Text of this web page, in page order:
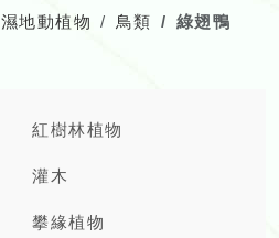
濕地動植物 鳥類 綠翅鴨
紅樹林植物
灌木
攀緣植物